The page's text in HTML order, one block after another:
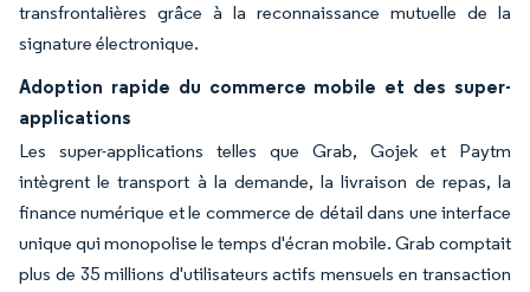
transfrontalières grâce à la reconnaissance mutuelle de la
signature électronique.
Adoption rapide du commerce mobile et des super-
applications
Les super-applications telles que Grab, Gojek et Paytm
intègrent le transport à la demande, la livraison de repas, la
finance numérique et le commerce de détail dans une interface
unique qui monopolise le temps d'écran mobile. Grab comptait
plus de 35 millions d'utilisateurs actifs mensuels en transaction